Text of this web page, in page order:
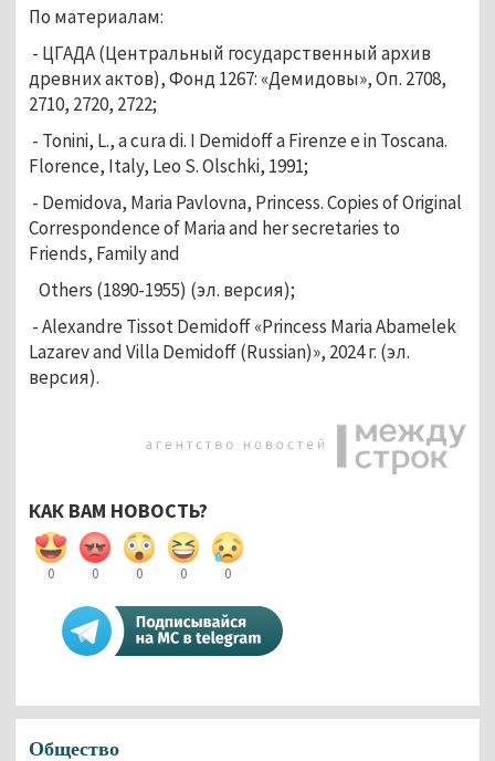
По материалам:
- ЦГАДА (Центральный государственный архив
древних актов), Фонд 1267: «Демидовы», Оп. 2708,
2710, 2720, 2722;
- Tonini, L., a cura di. I Demidoff a Firenze e in Toscana.
Florence, Italy, Leo S. Olschki, 1991;
- Demidova, Maria Pavlovna, Princess. Copies of Original
Correspondence of Maria and her secretaries to
Friends, Family and
Others (1890-1955) (эл. версия);
- Alexandre Tissot Demidoff «Princess Maria Abamelek
Lazarev and Villa Demidoff (Russian)», 2024 г. (эл.
версия).
КАК ВАМ НОВОСТЬ?
0 0 0 0 0
Общество